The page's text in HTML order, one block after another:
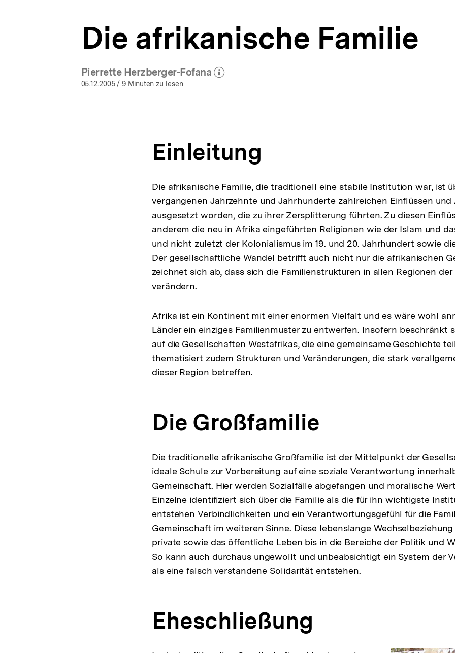
Die afrikanische Familie
Pierrette Herzberger-Fofana
(Mehr zum Autor)
05.12.2005/ 9 Minuten zu lesen
Einleitung
Die afrikanische Familie, die traditionell eine stabile Institution war, ist
vergangenen Jahrzehnte und Jahrhunderte zahlreichen Einflüssen
ausgesetzt worden, die zu ihrer Zersplitterung führten. Zu diesen
anderem die neu in Afrika eingeführten Religionen wie der Islam und
und nicht zuletzt der Kolonialismus im 19. und 20. Jahrhundert sowie
Der gesellschaftliche Wandel betrifft auch nicht nur die afrikanischen
zeichnet sich ab, dass sich die Familienstrukturen in allen Regionen
verändern.
Afrika ist ein Kontinent mit einer enormen Vielfalt und es wäre wohl
Länder ein einziges Familienmuster zu entwerfen. Insofern beschränkt
auf die Gesellschaften Westafrikas, die eine gemeinsame Geschichte
thematisiert zudem Strukturen und Veränderungen, die stark
dieser Region betreffen.
Die Großfamilie
Die traditionelle afrikanische Großfamilie ist der Mittelpunkt der
ideale Schule zur Vorbereitung auf eine soziale Verantwortung
Gemeinschaft. Hier werden Sozialfälle abgefangen und moralische
Einzelne identifiziert sich über die Familie als die für ihn wichtigste
entstehen Verbindlichkeiten und ein Verantwortungsgefühl für die
Gemeinschaft im weiteren Sinne. Diese lebenslange
private sowie das öffentliche Leben bis in die Bereiche der Politik und
So kann auch durchaus ungewollt und unbeabsichtigt ein System der
als eine falsch verstandene Solidarität entstehen.
Eheschließung